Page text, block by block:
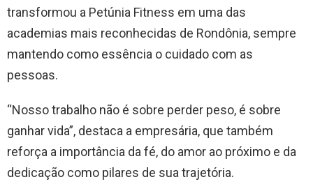
transformou a Petúnia Fitness em uma das
academias mais reconhecidas de Rondônia, sempre
mantendo como essência o cuidado com as
pessoas.
“Nosso trabalho não é sobre perder peso, é sobre
ganhar vida”, destaca a empresária, que também
reforça a importância da fé, do amor ao próximo e da
dedicação como pilares de sua trajetória.